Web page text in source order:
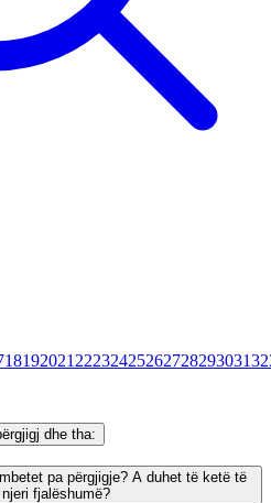
18192021 2223242526272829303132
dhe tha:
pa përgjigje? A duhet të ketë të
fjalëshumë?